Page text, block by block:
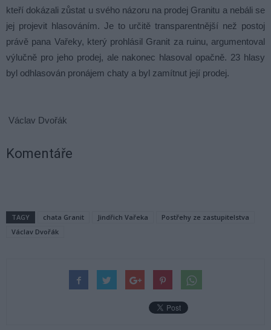
kteří dokázali zůstat u svého názoru na prodej Granitu a nebáli se
jej projevit hlasováním. Je to určitě transparentnější než postoj
právě pana Vařeky, který prohlásil Granit za ruinu, argumentoval
výlučně pro jeho prodej, ale nakonec hlasoval opačně. 23 hlasy
byl odhlasován pronájem chaty a byl zamítnut její prodej.
Václav Dvořák
Komentáře
TAGY chata Granit Jindřich Vařeka
Postřehy ze zastupitelstva
Václav Dvořák